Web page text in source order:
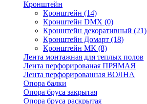
Кронштейн
Кронштейн (14)
Кронштейн DMX (0)
Кронштейн декоративный (21)
Кронштейн Домарт (18)
Кронштейн МК (8)
Лента монтажная для теплых полов
Лента перфорированая ПРЯМАЯ
Лента перфорированная ВОЛНА
Опора балки
Опора бруса закрытая
Опора бруса раскрытая